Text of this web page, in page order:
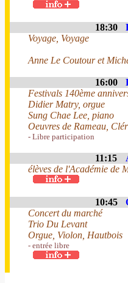
18:30
Voyage, Voyage
Anne Le Coutour et
16:00
Festivals 140ème
Didier Matry, orgue
Sung Chae Lee, piano
Oeuvres de Rameau,
- Libre participation
11:15
élèves de l'Académie de
10:45
Concert du marché
Trio Du Levant
Orgue, Violon, Hautbois
- entrée libre